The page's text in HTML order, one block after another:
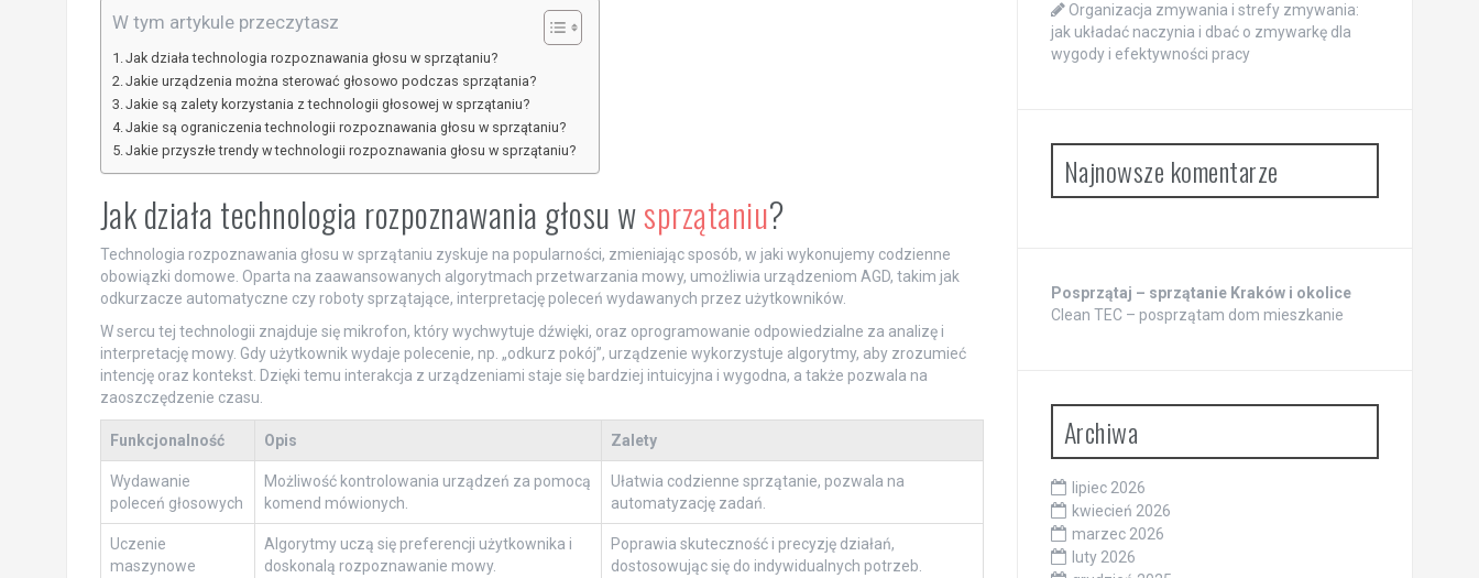
W tym artykule przeczytasz
Jak działa technologia rozpoznawania głosu w sprzątaniu?
Jakie urządzenia można sterować głosowo podczas sprzątania?
Jakie są zalety korzystania z technologii głosowej w sprzątaniu?
Jakie są ograniczenia technologii rozpoznawania głosu w sprzątaniu?
Jakie przyszłe trendy w technologii rozpoznawania głosu w sprzątaniu?
Jak działa technologia rozpoznawania głosu wsprzątaniu?
Technologia rozpoznawania głosu w sprzątaniu zyskuje na popularności, zmieniając sposób, w jaki wykonujemy codzienne
obowiązki domowe. Oparta na zaawansowanych algorytmach przetwarzania mowy, umożliwia urządzeniom AGD, takim jak
odkurzacze automatyczne czy roboty sprzątające, interpretację poleceń wydawanych przez użytkowników.
W sercu tej technologii znajduje się mikrofon, który wychwytuje dźwięki, oraz oprogramowanie odpowiedzialne za analizę i
interpretację mowy. Gdy użytkownik wydaje polecenie, np. „odkurz pokój”, urządzenie wykorzystuje algorytmy, aby zrozumieć
intencję oraz kontekst. Dzięki temu interakcja z urządzeniami staje się bardziej intuicyjna i wygodna, a także pozwala na
zaoszczędzenie czasu.
Funkcjonalność Opis Zalety
Wydawanie
poleceń głosowych
Możliwość kontrolowania urządzeń za pomocą
komend mówionych.
Ułatwia codzienne sprzątanie, pozwala na
automatyzację zadań.
Uczenie
maszynowe
Algorytmy uczą się preferencji użytkownika i
doskonalą rozpoznawanie mowy.
Poprawia skuteczność i precyzję działań,
dostosowując się do indywidualnych potrzeb.
Organizacja zmywania i strefy zmywania:
jak układać naczynia i dbać o zmywarkę dla
wygody i efektywności pracy
Najnowsze komentarze
Posprzątaj – sprzątanie Kraków i okolice
Clean TEC – posprzątam dom mieszkanie
Archiwa
lipiec 2026
kwiecień 2026
marzec 2026
luty 2026